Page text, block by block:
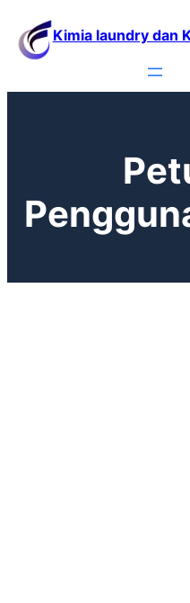
Lewati
ke
konten
Kimia laundry dan